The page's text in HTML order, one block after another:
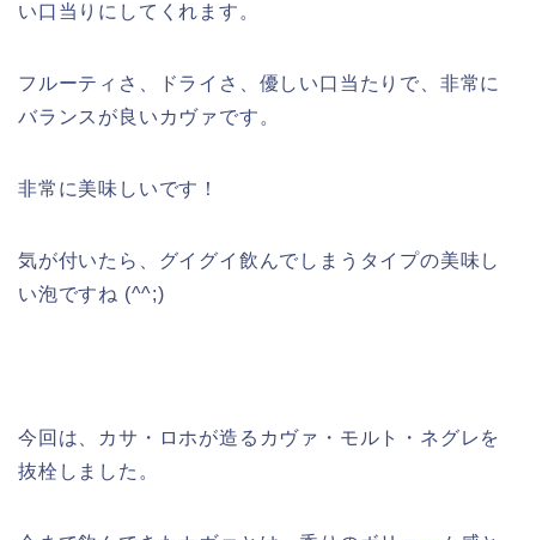
い口当りにしてくれます。
フルーティさ、ドライさ、優しい口当たりで、非常に
バランスが良いカヴァです。
非常に美味しいです！
気が付いたら、グイグイ飲んでしまうタイプの美味し
い泡ですね (^^;)
今回は、カサ・ロホが造るカヴァ・モルト・ネグレを
抜栓しました。